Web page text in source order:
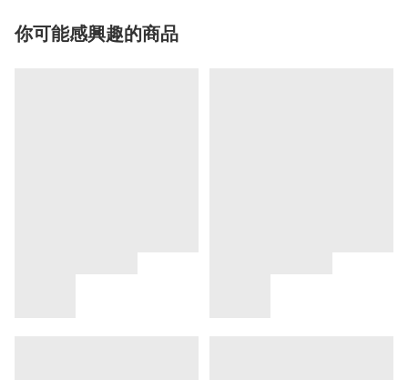
你可能感興趣的商品